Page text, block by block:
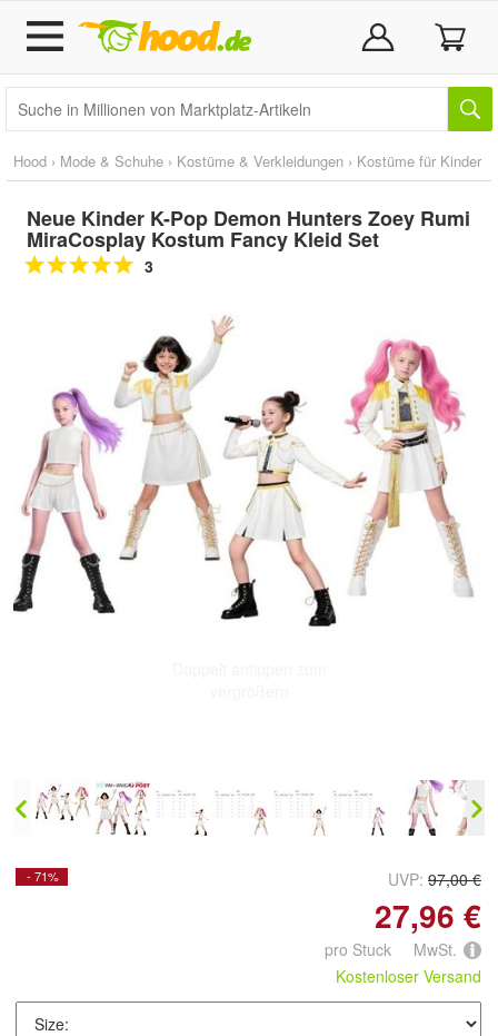
Hood › Mode & Schuhe › Kostüme & Verkleidungen › Kostüme für Kinder
Neue Kinder K-Pop Demon Hunters Zoey Rumi
MiraCosplay Kostum Fancy Kleid Set
3
- 71% UVP: 97,00 €
27,96 €
pro Stuck MwSt.
Kostenloser Versand